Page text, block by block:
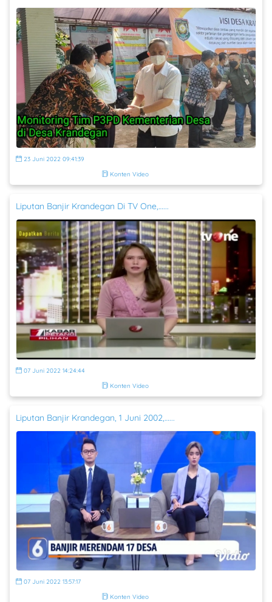
23 Juni 2022 09:41:39
Konten Video
Liputan Banjir Krandegan Di TV One,…...
07 Juni 2022 14:24:44
Konten Video
Liputan Banjir Krandegan, 1 Juni 2002,…...
07 Juni 2022 13:57:17
Konten Video